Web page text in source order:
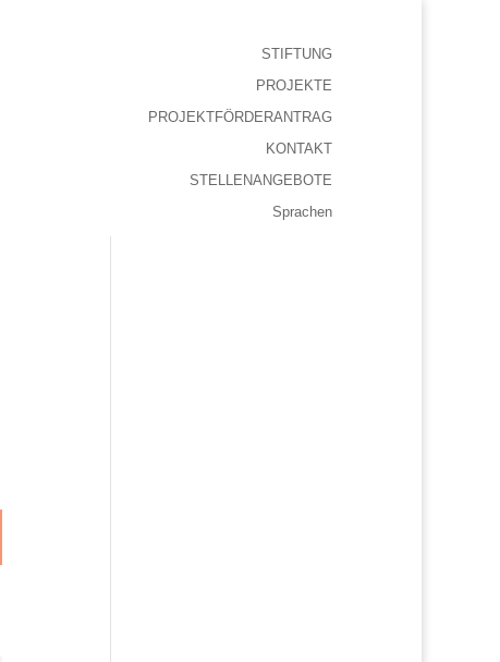
STIFTUNG
PROJEKTE
PROJEKTFÖRDERANTRAG
KONTAKT
STELLENANGEBOTE
Sprachen